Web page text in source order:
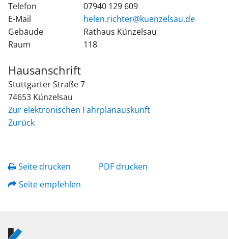
Telefon
07940 129 609
E-Mail
helen.richter@kuenzelsau.de
Gebäude
Rathaus Künzelsau
Raum
118
Hausanschrift
Stuttgarter Straße 7
74653 Künzelsau
Zur elektronischen Fahrplanauskunft
Zurück
Seite drucken
PDF drucken
Seite empfehlen
Logo